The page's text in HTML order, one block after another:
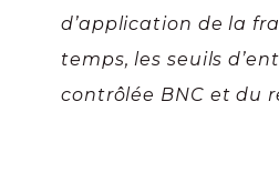
d’application de la
temps, les seuils
contrôlée BNC et du